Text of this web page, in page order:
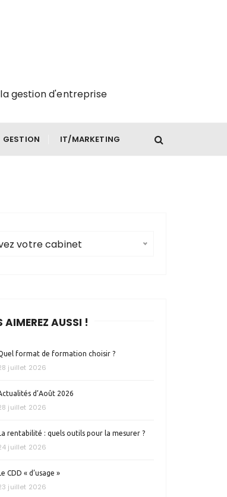
gestion d'entreprise
GESTION IT/MARKETING
votre cabinet
AIMEREZ AUSSI !
format de formation choisir ?
juillet 2026
d’Août 2026
juillet 2026
rentabilité : quels outils pour la mesurer ?
juillet 2026
CDD « d’usage »
juillet 2026